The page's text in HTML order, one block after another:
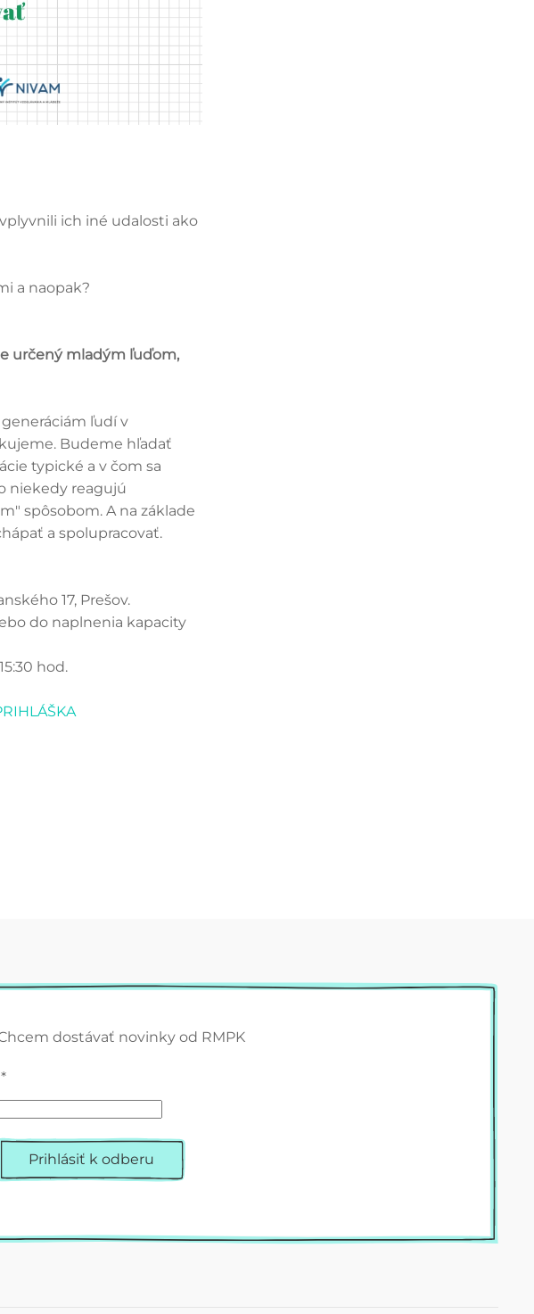
ich iné udalosti ako
a naopak?
určený mladým ľuďom,
ľudí v
Budeme hľadať
typické a v čom sa
niekedy reagujú
spôsobom. A na základe
a spolupracovať.
17, Prešov.
do naplnenia kapacity
hod.
dostávať novinky od RMPK
*
Prihlásiť k odberu